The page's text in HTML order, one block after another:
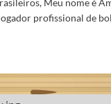
Meu nome é
profissional de